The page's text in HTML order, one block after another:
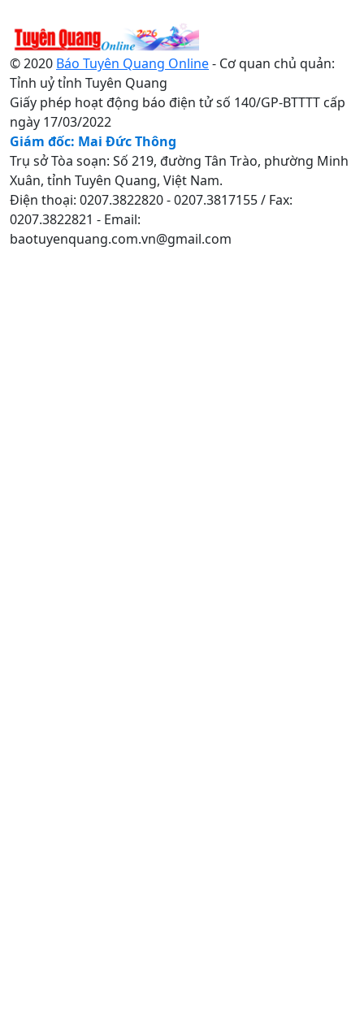
© 2020 Báo Tuyên Quang Online- Cơ quan chủ quản:
Tỉnh uỷ tỉnh Tuyên Quang
Giấy phép hoạt động báo điện tử số 140/GP-BTTTT cấp
ngày 17/03/2022
Giám đốc: Mai Đức Thông
Trụ sở Tòa soạn: Số 219, đường Tân Trào, phường Minh
Xuân, tỉnh Tuyên Quang, Việt Nam.
Điện thoại: 0207.3822820 - 0207.3817155 / Fax:
0207.3822821 - Email:
baotuyenquang.com.vn@gmail.com